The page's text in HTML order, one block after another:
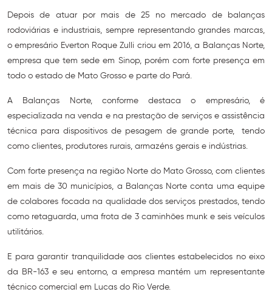
Depois de atuar por mais de 25 no mercado de balanças
rodoviárias e industriais, sempre representando grandes marcas,
o empresário Everton Roque Zulli criou em 2016, a Balanças Norte,
empresa que tem sede em Sinop, porém com forte presença em
todo o estado de Mato Grosso e parte do Pará.
A Balanças Norte, conforme destaca o empresário, é
especializada na venda e na prestação de serviços e assistência
técnica para dispositivos de pesagem de grande porte, tendo
como clientes, produtores rurais, armazéns gerais e indústrias.
Com forte presença na região Norte do Mato Grosso, com clientes
em mais de 30 municípios, a Balanças Norte conta uma equipe
de colabores focada na qualidade dos serviços prestados, tendo
como retaguarda, uma frota de 3 caminhões munk e seis veículos
utilitários.
E para garantir tranquilidade aos clientes estabelecidos no eixo
da BR-163 e seu entorno, a empresa mantém um representante
técnico comercial em Lucas do Rio Verde.